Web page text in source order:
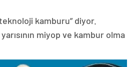
kamburu” diyor.
miyop ve kambur olma